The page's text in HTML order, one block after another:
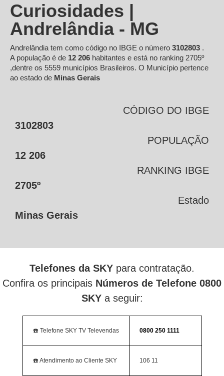
Curiosidades |
Andrelândia - MG
Andrelândia tem como código no IBGE o número 3102803 .
A população é de 12 206 habitantes e está no ranking 2705º
,dentre os 5559 municípios Brasileiros. O Município pertence
ao estado de Minas Gerais
CÓDIGO DO IBGE
3102803
POPULAÇÃO
12 206
RANKING IBGE
2705º
Estado
Minas Gerais
Telefones da SKY para contratação.
Confira os principais Números de Telefone 0800
SKYa seguir:
☎️ Telefone SKY TV Televendas 0800 250 1111
☎️ Atendimento ao Cliente SKY 106 11